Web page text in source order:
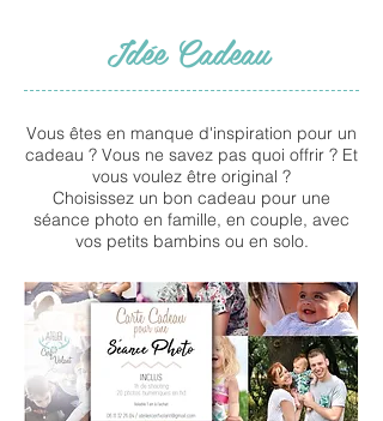
Idée Cadeau
Vous êtes en manque d'inspiration pour un
cadeau ? Vous ne savez pas quoi offrir ? Et
vous voulez être original ?
Choisissez un bon cadeau pour une
séance photo en famille, en couple, avec
vos petits bambins ou en solo.